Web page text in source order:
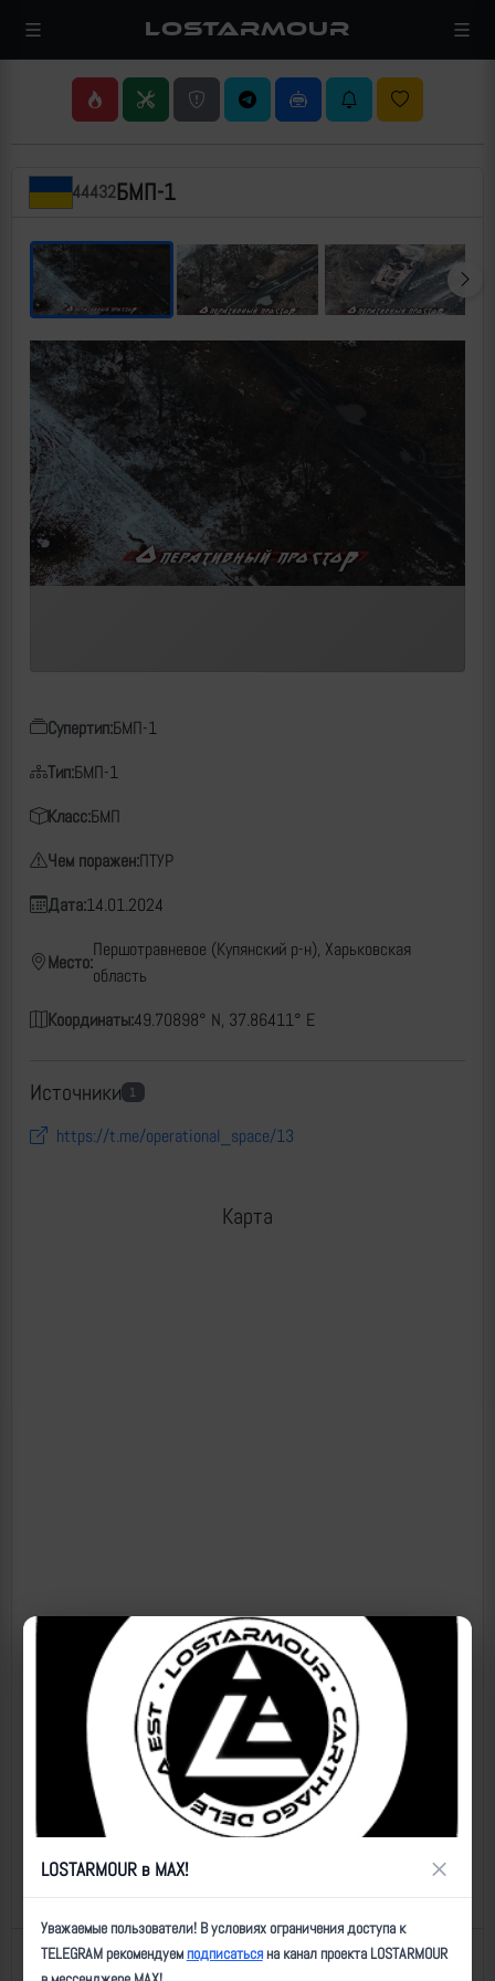
LOSTARMOUR
44432БМП-1
Супертип:БМП-1
Тип:БМП-1
Класс:БМП
Чем поражен:ПТУР
Дата:14.01.2024
Место:
Першотравневое (Купянский р-н), Харьковская
область
Координаты:49.70898° N, 37.86411° E
Источники 1
https://t.me/operational_space/13
Карта
Назад к списку Последнее обновление: 06.07.2026 23:08
LOSTARMOUR в MAX! ×
Уважаемые пользователи! В условиях ограничения доступа к
TELEGRAM рекомендуемподписатьсяна канал проекта LOSTARMOUR